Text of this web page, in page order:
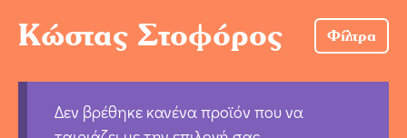
Κώστας Στοφόρος Φίλτρα
Δεν βρέθηκε κανένα προϊόν που να